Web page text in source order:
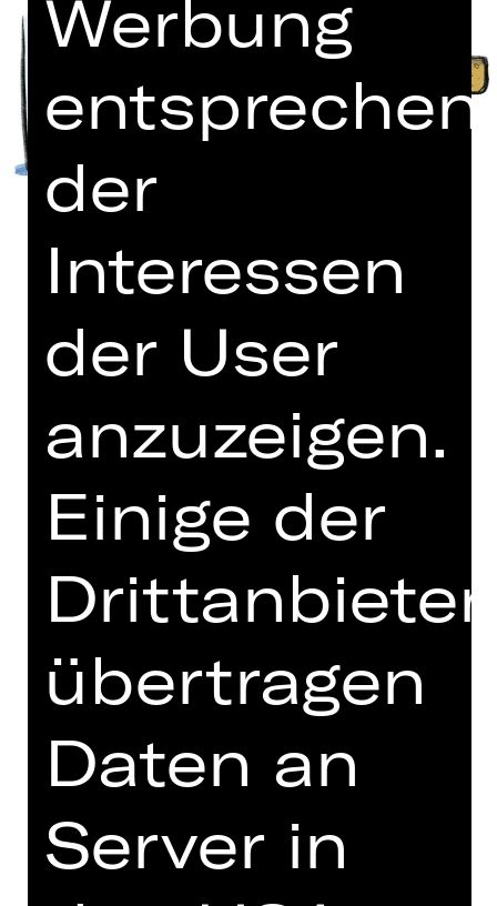
Bearbeitung für Kammerorchester
von Askan Geisler
Altersempfehlung: 5 – 10 Jahre
Für sein schlechtes Benehmen hat
Käpt’n Funny Bone eine ziemlich
interessante Entschuldigung parat:
Ein Fluch zwingt seine Familie seit
500 Jahren dazu, immerzu zu fluchen.
Isabella lässt sich aber von solch
hanebüchenen Ausreden nicht
beeindrucken. Sie ist an Bord des
Piratenschiffs St. Cecilia gekommen,
um ihren Freund Lindoro zu befreien,
der dort als Putzsklave gefangen
gehalten wird.
Gioacchino Rossinis „Italienerin in
Algier“ liefert die Musik für die
Kinderoper, die mit viel Spaß und
Werbung
der
Interessen
der User
anzuzeigen.
Einige der
Drittanbieter
übertragen
Daten an
Server in